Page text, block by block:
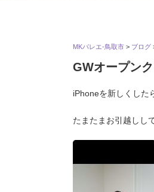
MKバレエ-鳥取市 > ブログ
GWオープン
iPhoneを新しくした
たまたまお引越しし